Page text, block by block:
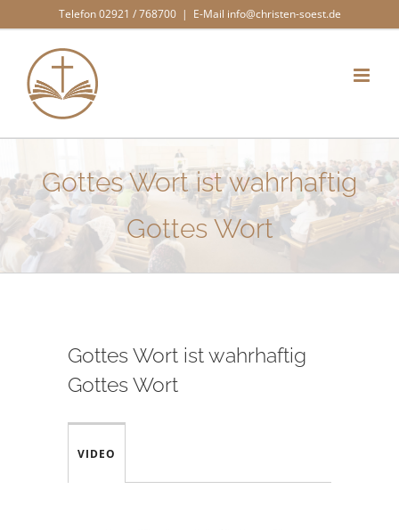
springen
Telefon 02921 / 768700 | E-Mail info@christen-soest.de
Gottes Wort ist wahrhaftig
Gottes Wort
Gottes Wort ist wahrhaftig
Gottes Wort
VIDEO